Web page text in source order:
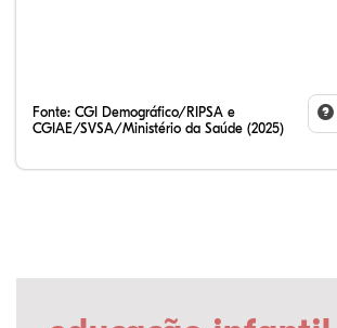
Fonte: CGI Demográfico/RIPSA e
CGIAE/SVSA/Ministério da Saúde (2025)